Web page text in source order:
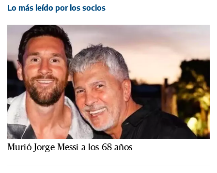
Lo más leído por los socios
Murió Jorge Messi a los 68 años